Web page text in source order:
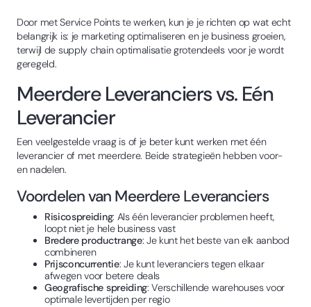
Door met Service Points te werken, kun je je richten op wat echt
belangrijk is: je marketing optimaliseren en je business groeien,
terwijl de supply chain optimalisatie grotendeels voor je wordt
geregeld.
Meerdere Leveranciers vs. Eén
Leverancier
Een veelgestelde vraag is of je beter kunt werken met één
leverancier of met meerdere. Beide strategieën hebben voor-
en nadelen.
Voordelen van Meerdere Leveranciers
Risicospreiding: Als één leverancier problemen heeft,
loopt niet je hele business vast
Bredere productrange: Je kunt het beste van elk aanbod
combineren
Prijsconcurrentie: Je kunt leveranciers tegen elkaar
afwegen voor betere deals
Geografische spreiding: Verschillende warehouses voor
optimale levertijden per regio